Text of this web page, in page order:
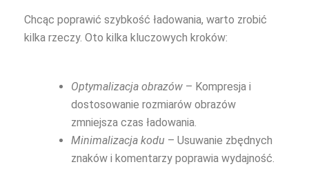
Chcąc poprawić szybkość ładowania, warto zrobić
kilka rzeczy. Oto kilka kluczowych kroków:
Optymalizacja obrazów– Kompresja i
dostosowanie rozmiarów obrazów
zmniejsza czas ładowania.
Minimalizacja kodu – Usuwanie zbędnych
znaków i komentarzy poprawia wydajność.